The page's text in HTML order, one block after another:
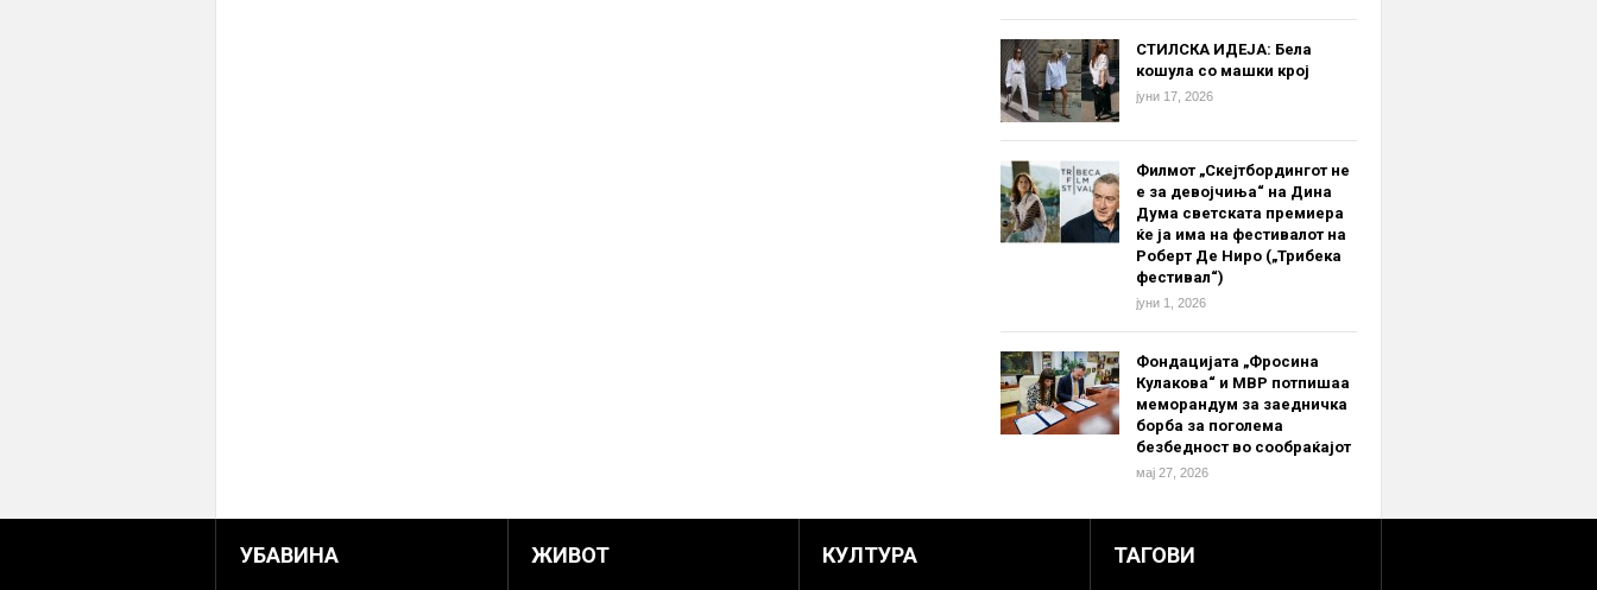
СТИЛСКА ИДЕЈА: Бела
кошула со машки крој
јуни 17, 2026
Филмот „Скејтбордингот не
е за девојчиња“ на Дина
Дума светската премиера
ќе ја има на фестивалот на
Роберт Де Ниро („Трибека
фестивал“)
јуни 1, 2026
Фондацијата „Фросина
Кулакова“ и МВР потпишаа
меморандум за заедничка
борба за поголема
безбедност во сообраќајот
мај 27, 2026
УБАВИНА ЖИВОТ КУЛТУРА ТАГОВИ